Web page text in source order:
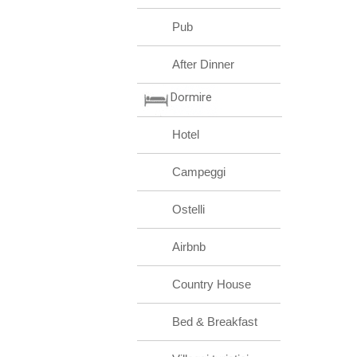
Pub
After Dinner
Dormire
Hotel
Campeggi
Ostelli
Airbnb
Country House
Bed & Breakfast